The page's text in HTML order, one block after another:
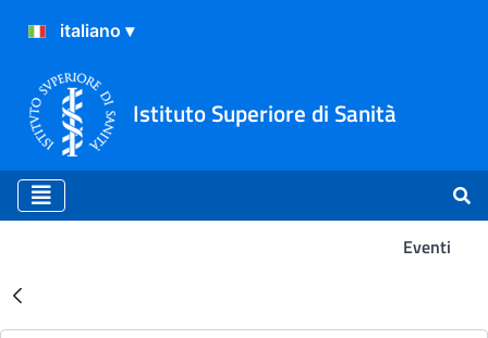
Istituto Superiore di Sanità
Eventi
Risultati della Ricerca -